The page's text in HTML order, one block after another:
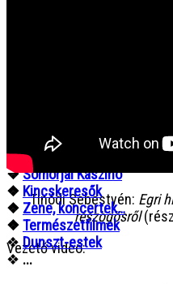
Tinódi Sebestyén: Egri
részögösről
Vezető videó:
Bíborpiros szép rózsa
❖Pozsonyi Casino
❖Somorjai Kaszinó
❖ Kincskeresők
❖ Zene, koncertek…
❖Természetfilmek
❖Dunszt-estek
❖...